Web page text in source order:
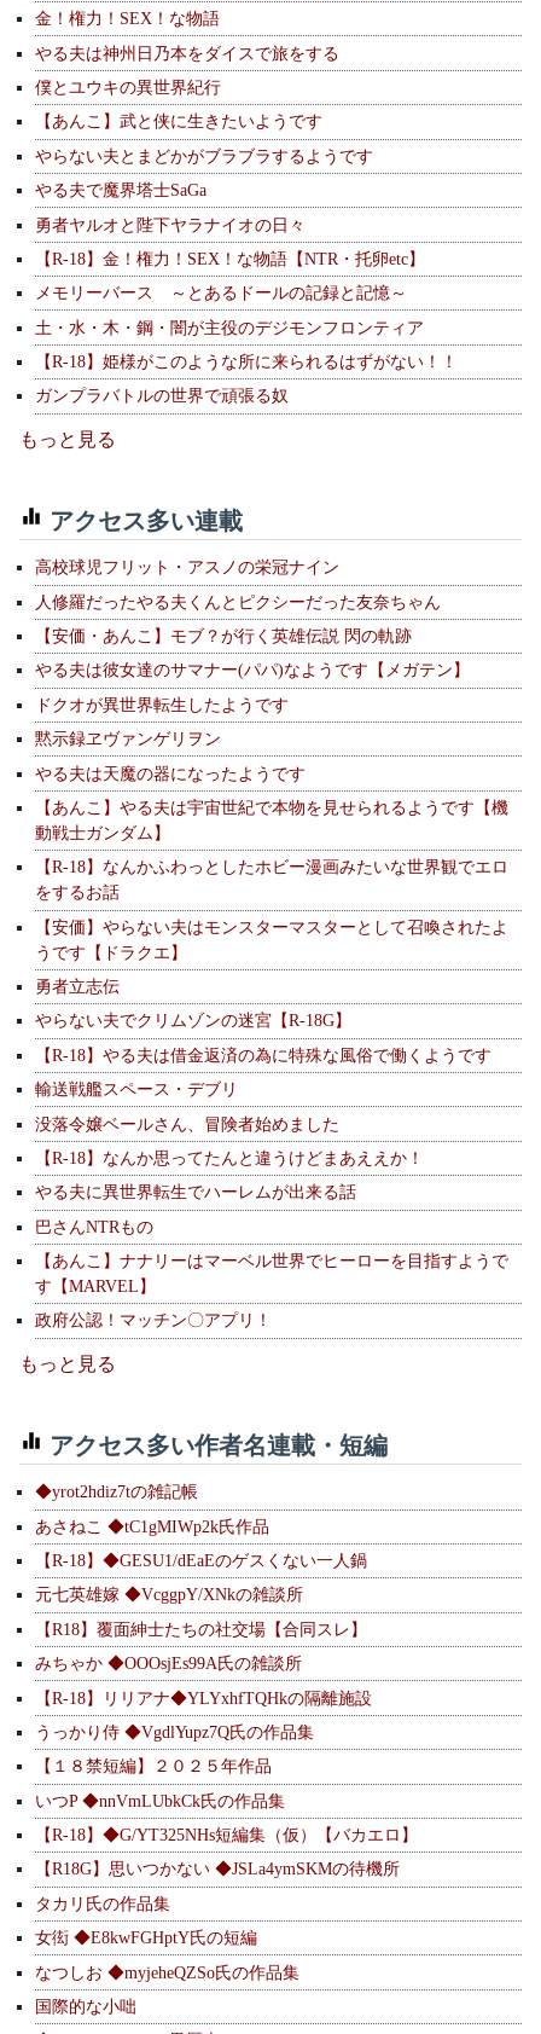
金！権力！SEX！な物語
やる夫は神州日乃本をダイスで旅をする
僕とユウキの異世界紀行
【あんこ】武と侠に生きたいようです
やらない夫とまどかがブラブラするようです
やる夫で魔界塔士SaGa
勇者ヤルオと陛下ヤラナイオの日々
【R-18】金！権力！SEX！な物語【NTR・托卵etc】
メモリーバース ～とあるドールの記録と記憶～
土・水・木・鋼・闇が主役のデジモンフロンティア
【R-18】姫様がこのような所に来られるはずがない！！
ガンプラバトルの世界で頑張る奴
もっと見る
アクセス多い連載
高校球児フリット・アスノの栄冠ナイン
人修羅だったやる夫くんとピクシーだった友奈ちゃん
【安価・あんこ】モブ？が行く英雄伝説 閃の軌跡
やる夫は彼女達のサマナー(パパ)なようです【メガテン】
ドクオが異世界転生したようです
黙示録ヱヴァンゲリヲン
やる夫は天魔の器になったようです
【あんこ】やる夫は宇宙世紀で本物を見せられるようです【機
動戦士ガンダム】
【R-18】なんかふわっとしたホビー漫画みたいな世界観でエロ
をするお話
【安価】やらない夫はモンスターマスターとして召喚されたよ
うです【ドラクエ】
勇者立志伝
やらない夫でクリムゾンの迷宮【R-18G】
【R-18】やる夫は借金返済の為に特殊な風俗で働くようです
輸送戦艦スペース・デブリ
没落令嬢ベールさん、冒険者始めました
【R-18】なんか思ってたんと違うけどまあええか！
やる夫に異世界転生でハーレムが出来る話
巴さんNTRもの
【あんこ】ナナリーはマーベル世界でヒーローを目指すようで
す【MARVEL】
政府公認！マッチン〇アプリ！
もっと見る
アクセス多い作者名連載・短編
◆yrot2hdiz7tの雑記帳
あさねこ ◆tC1gMIWp2k氏作品
【R-18】◆GESU1/dEaEのゲスくない一人鍋
元七英雄嫁 ◆VcggpY/XNkの雑談所
【R18】覆面紳士たちの社交場【合同スレ】
みちゃか ◆OOOsjEs99A氏の雑談所
【R-18】リリアナ◆YLYxhfTQHkの隔離施設
うっかり侍 ◆VgdlYupz7Q氏の作品集
【１８禁短編】２０２５年作品
いつP ◆nnVmLUbkCk氏の作品集
【R-18】◆G/YT325NHs短編集（仮）【バカエロ】
【R18G】思いつかない ◆JSLa4ymSKMの待機所
タカリ氏の作品集
女衒 ◆E8kwFGHptY氏の短編
なつしお ◆myjeheQZSo氏の作品集
国際的な小咄